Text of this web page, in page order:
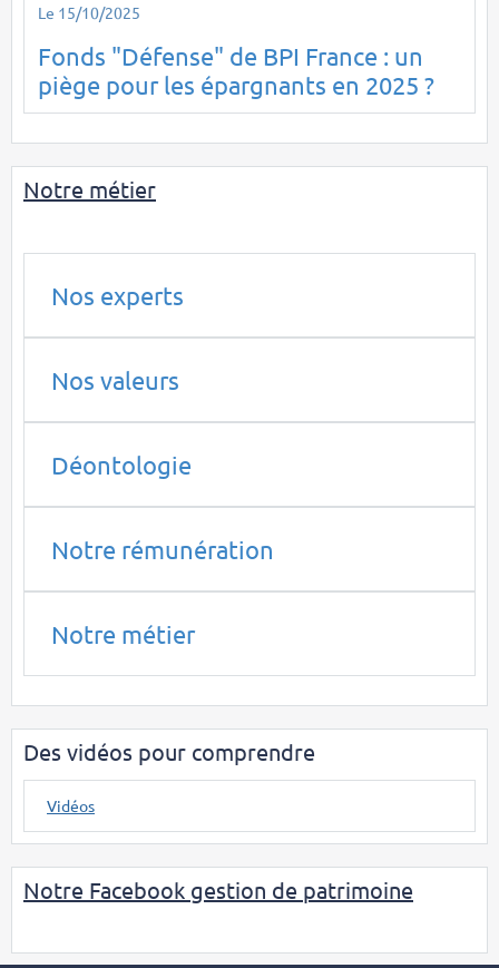
Le 15/10/2025
Fonds "Défense" de BPI France : un
piège pour les épargnants en 2025 ?
Notre métier
Nos experts
Nos valeurs
Déontologie
Notre rémunération
Notre métier